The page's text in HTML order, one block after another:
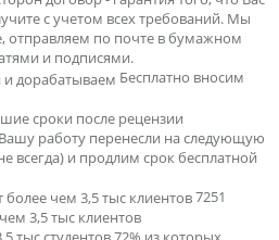
с учетом всех требований. Мы
отправляем по почте в бумажном
и подписями.
Бесплатно вносим
сроки после рецензии
работу перенесли на следующую
всегда) и продлим срок бесплатной
7251
3,5 тыс клиентов